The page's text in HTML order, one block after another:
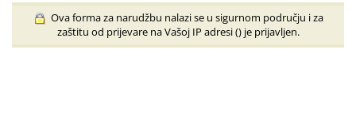
Ova forma za narudžbu nalazi se u sigurnom području i za
zaštitu od prijevare na Vašoj IP adresi () je prijavljen.